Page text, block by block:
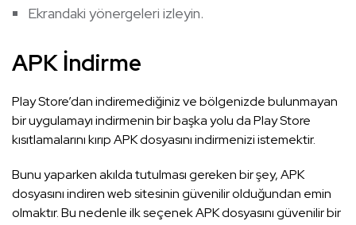
Ekrandaki yönergeleri izleyin.
APK İndirme
Play Store’dan indiremediğiniz ve bölgenizde bulunmayan
bir uygulamayı indirmenin bir başka yolu da Play Store
kısıtlamalarını kırıp APK dosyasını indirmenizi istemektir.
Bunu yaparken akılda tutulması gereken bir şey, APK
dosyasını indiren web sitesinin güvenilir olduğundan emin
olmaktır. Bu nedenle ilk seçenek APK dosyasını güvenilir bir